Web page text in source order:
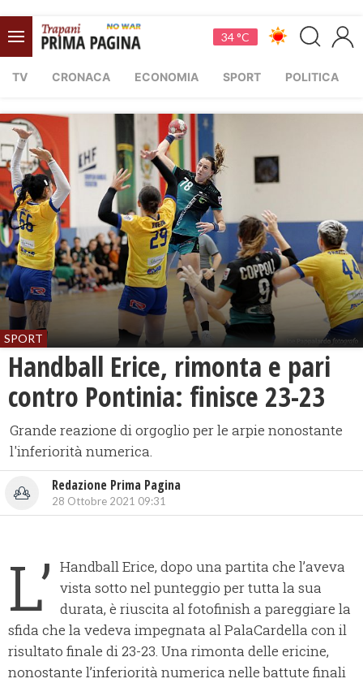
34 °C
TV CRONACA ECONOMIA SPORT POLITICA
SPORT
Handball Erice, rimonta e pari
contro Pontinia: finisce 23-23
Grande reazione di orgoglio per le arpie nonostante
l'inferiorità numerica.
Redazione Prima Pagina
28 Ottobre 2021 09:31
L’ Handball Erice, dopo una partita che l’aveva
vista sotto nel punteggio per tutta la sua
durata, è riuscita al fotofinish a pareggiare la
sfida che la vedeva impegnata al PalaCardella con il
risultato finale di 23-23. Una rimonta delle ericine,
nonostante l’inferiorità numerica nelle battute finali